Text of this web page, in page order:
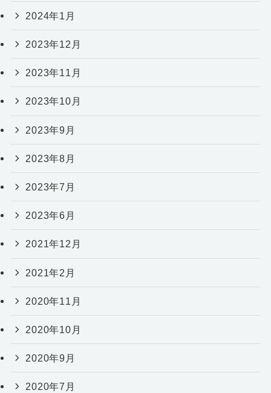
2024年1月
2023年12月
2023年11月
2023年10月
2023年9月
2023年8月
2023年7月
2023年6月
2021年12月
2021年2月
2020年11月
2020年10月
2020年9月
2020年7月